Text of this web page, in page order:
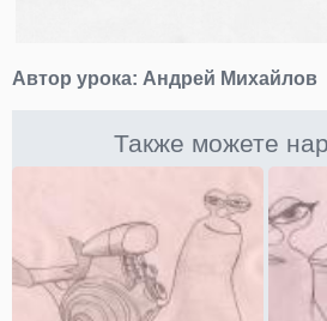
Автор урока: Андрей Михайлов
Также можете